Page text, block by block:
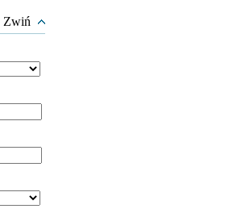
Zwiń